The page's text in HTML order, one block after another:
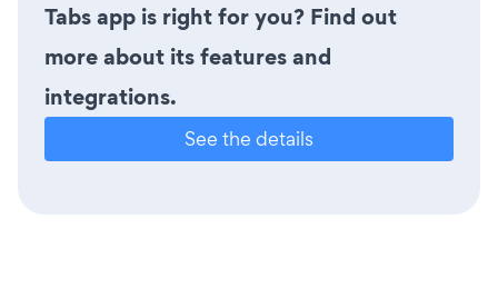
Tabs app is right for you? Find out
more about its features and
integrations.
See the details